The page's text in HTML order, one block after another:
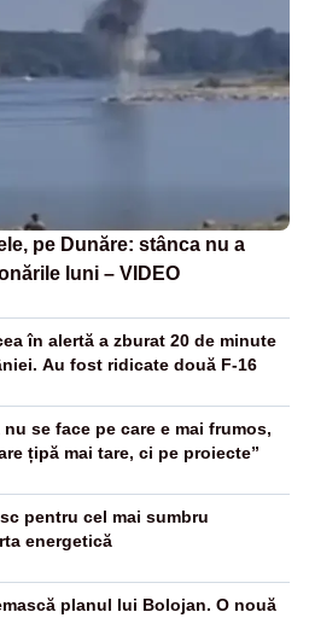
pe Dunăre: stânca nu a
luni – VIDEO
în alertă a zburat 20 de minute
Au fost ridicate două F-16
se face pe care e mai frumos,
țipă mai tare, ci pe proiecte”
pentru cel mai sumbru
energetică
planul lui Bolojan. O nouă